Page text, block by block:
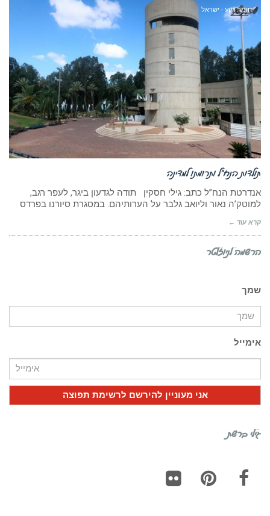
חומר רקע - ישראל
תולדות הנח”ל ותרומתו למדינה
אנדרטת הנח”ל כתב: גילי חסקין תודה לגדעון ביגר, לעפר רגב,
למוטק’ה נאור וליואב גלבר על הערותיהם. במסגרת סיורנו בפרדס
קרא עוד ←
הרשמה לניוזלטר
שמך
אימייל
גילי ברשת